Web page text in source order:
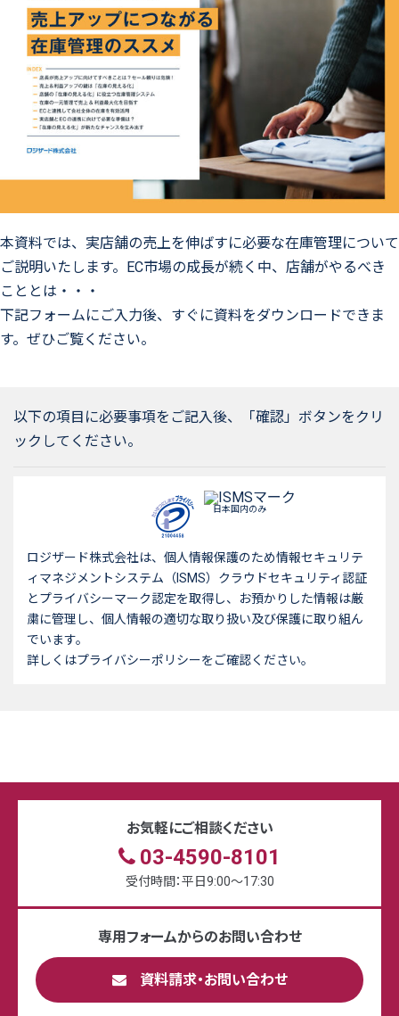
本資料では、実店舗の売上を伸ばすに必要な在庫管理について
ご説明いたします。EC市場の成長が続く中、店舗がやるべき
こととは・・・
下記フォームにご入力後、すぐに資料をダウンロードできま
す。ぜひご覧ください。
以下の項目に必要事項をご記入後、「確認」ボタンをクリ
ックしてください。
日本国内のみ
ロジザード株式会社は、個人情報保護のため情報セキュリテ
ィマネジメントシステム（ISMS）クラウドセキュリティ認証
とプライバシーマーク認定を取得し、お預かりした情報は厳
粛に管理し、個人情報の適切な取り扱い及び保護に取り組ん
でいます。
詳しくはプライバシーポリシーをご確認ください。
お気軽にご相談ください
03-4590-8101
受付時間：平日9:00〜17:30
専用フォームからのお問い合わせ
資料請求・お問い合わせ